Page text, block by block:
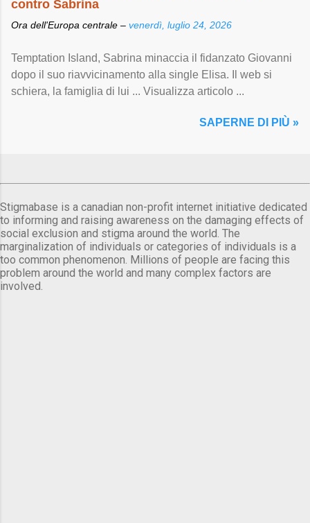
contro Sabrina
Ora dell'Europa centrale – venerdì, luglio 24, 2026
Temptation Island, Sabrina minaccia il fidanzato Giovanni
dopo il suo riavvicinamento alla single Elisa. Il web si
schiera, la famiglia di lui ... Visualizza articolo ...
SAPERNE DI PIÙ »
Stigmabase is a canadian non-profit internet initiative dedicated
to informing and raising awareness on the damaging effects of
social exclusion and stigma around the world. The
marginalization of individuals or categories of individuals is a
too common phenomenon. Millions of people are facing this
problem around the world and many complex factors are
involved.